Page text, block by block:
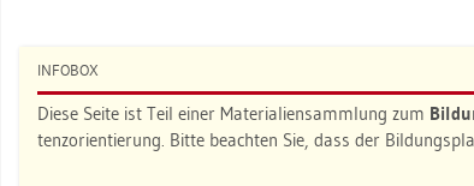
IN­FO­BOX
Diese Seite ist Teil einer Ma­te­ria­li­en­samm­lung zum
tenz­ori­en­tie­rung. Bitte be­ach­ten Sie, dass der